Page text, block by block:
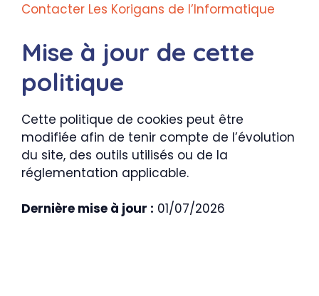
Contacter Les Korigans de l’Informatique
Mise à jour de cette
politique
Cette politique de cookies peut être
modifiée afin de tenir compte de l’évolution
du site, des outils utilisés ou de la
réglementation applicable.
Dernière mise à jour : 01/07/2026